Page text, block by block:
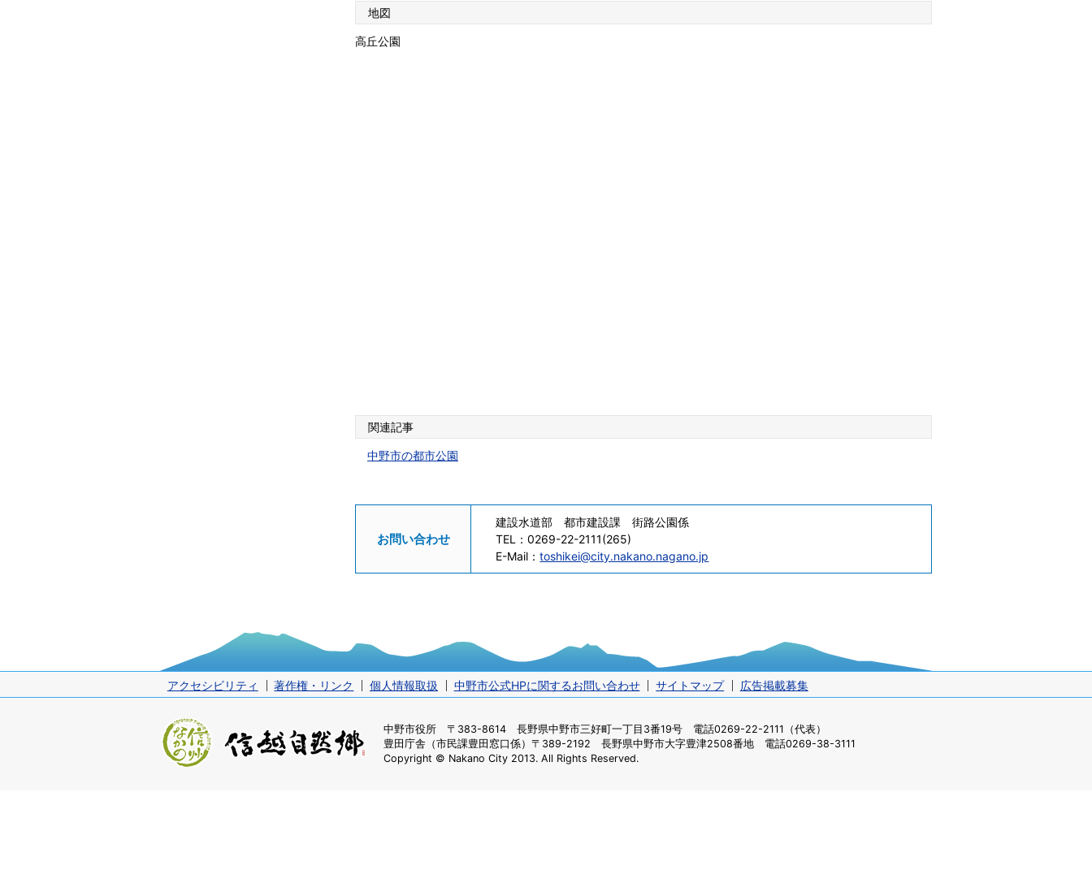
地図
高丘公園
関連記事
中野市の都市公園
お問い合わせ
建設水道部 都市建設課 街路公園係
TEL：0269-22-2111(265)
E-Mail：toshikei@city.nakano.nagano.jp
アクセシビリティ 著作権・リンク 個人情報取扱 中野市公式HPに関するお問い合わせ サイトマップ 広告掲載募集
中野市役所 〒383-8614 長野県中野市三好町一丁目3番19号 電話0269-22-2111（代表）
豊田庁舎（市民課豊田窓口係） 〒389-2192 長野県中野市大字豊津2508番地 電話0269-38-3111
Copyright © Nakano City 2013. All Rights Reserved.